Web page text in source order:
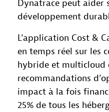
Dynatrace peut aider
développement
L’application Cost &
en temps réel sur les
hybride et multicloud
recommandations
impact à la fois
25% de tous les